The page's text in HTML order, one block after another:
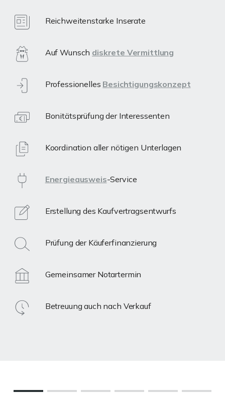
Reichweitenstarke Inserate
Auf Wunsch diskrete Vermittlung
Professionelles Besichtigungskonzept
Bonitätsprüfung der Interessenten
Koordination aller nötigen Unterlagen
Energieausweis-Service
Erstellung des Kaufvertragsentwurfs
Prüfung der Käuferfinanzierung
Gemeinsamer Notartermin
Betreuung auch nach Verkauf